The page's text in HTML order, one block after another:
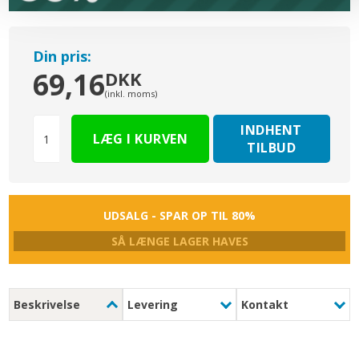
Din pris:
69,16DKK
(inkl. moms)
INDHENT
TILBUD
UDSALG - SPAR OP TIL 80%
SÅ LÆNGE LAGER HAVES
Beskrivelse Levering Kontakt